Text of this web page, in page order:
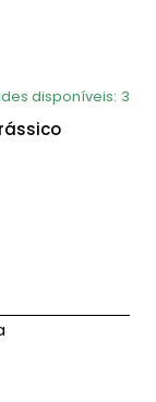
disponíveis: 3